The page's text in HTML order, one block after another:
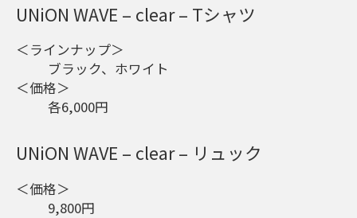
UNiON WAVE – clear – Tシャツ
＜ラインナップ＞
ブラック、ホワイト
＜価格＞
各6,000円
UNiON WAVE – clear – リュック
＜価格＞
9,800円